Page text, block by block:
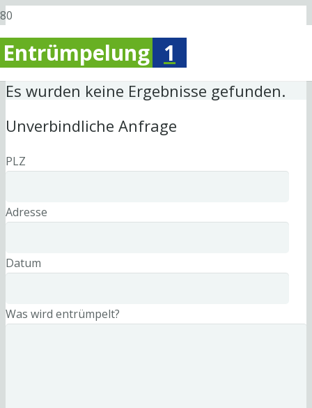
Entrümpelung 1
Es wurden keine Ergebnisse gefunden.
Unverbindliche Anfrage
PLZ
Adresse
Datum
Was wird entrümpelt?